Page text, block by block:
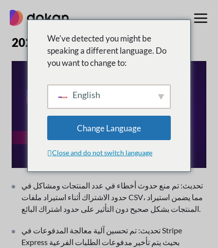
إلى
المحتوى
الإصدار 4.3.1 | 6 مارس 2026
تحديث: تم منع حدوث أخطاء في عدد المنتجات ومشاكل في
حدود الاشتراك أثناء استيراد ملفات CSV، مما يضمن استيراد
تحديث: تم تحسين آلية معالجة المدفوعات في Stripe
Express بحيث يتم تأخير مدفوعات الطلبات الفرعية
We've detected you might be
speaking a different language. Do
you want to change to:
English
Change Language
Close and do not switch language